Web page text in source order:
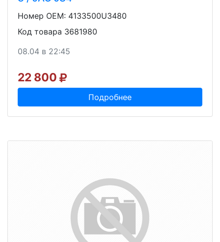
Номер OEM: 4133500U3480
Код товара 3681980
08.04 в 22:45
22 800
Подробнее